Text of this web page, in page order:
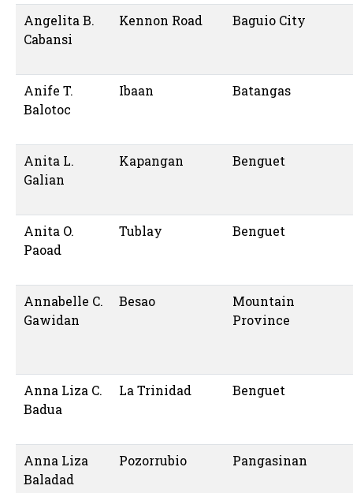
Angelita B.
Cabansi
Kennon Road Baguio City
Anife T.
Balotoc
Ibaan Batangas
Anita L.
Galian
Kapangan Benguet
Anita O.
Paoad
Tublay Benguet
Annabelle C.
Gawidan
Besao
Mountain
Province
Anna Liza C.
Badua
La Trinidad Benguet
Anna Liza
Baladad
Pozorrubio Pangasinan